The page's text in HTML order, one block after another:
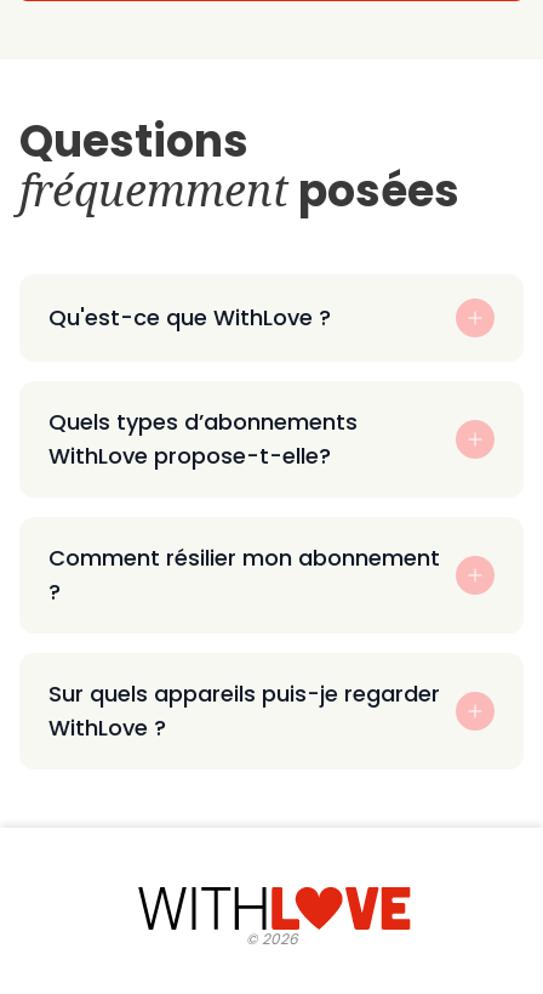
Questions
fréquemmentposées
Qu'est-ce que WithLove ?
Quels types d’abonnements
WithLove propose-t-elle?
Comment résilier mon abonnement
?
Sur quels appareils puis-je regarder
WithLove ?
©2026